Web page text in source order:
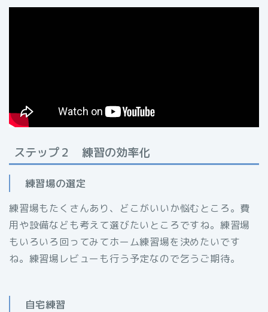
ステップ２ 練習の効率化
練習場の選定
練習場もたくさんあり、どこがいいか悩むところ。費
用や設備なども考えて選びたいところですね。練習場
もいろいろ回ってみてホーム練習場を決めたいです
ね。練習場レビューも行う予定なので乞うご期待。
自宅練習